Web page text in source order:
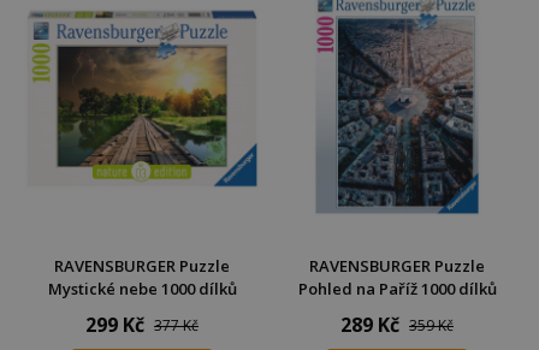
RAVENSBURGER Puzzle
Mystické nebe 1000 dílků
299 Kč 377 Kč
RAVENSBURGER Puzzle
Pohled na Paříž 1000 dílků
289 Kč 359 Kč